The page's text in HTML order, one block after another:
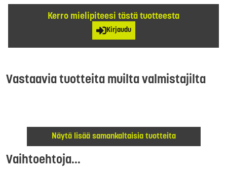
Kerro mielipiteesi tästä tuotteesta
Kirjaudu
Vastaavia tuotteita muilta valmistajilta
Näytä lisää samankaltaisia tuotteita
Vaihtoehtoja...